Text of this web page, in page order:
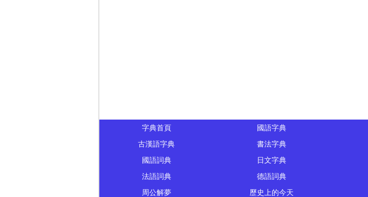
字典首頁 國語字典
古漢語字典
書法字典
國語詞典
日文字典
法語詞典
德語詞典
周公解夢
歷史上的今天